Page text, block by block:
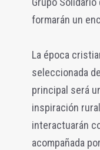
formarán un
La época
seleccionada
principal será
inspiración
interactuarán
acompañada